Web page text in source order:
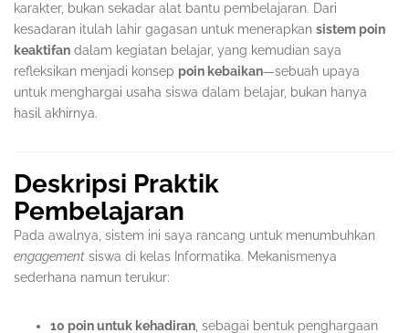
karakter, bukan sekadar alat bantu pembelajaran. Dari
kesadaran itulah lahir gagasan untuk menerapkan sistem poin
keaktifan dalam kegiatan belajar, yang kemudian saya
refleksikan menjadi konsep poin kebaikan—sebuah upaya
untuk menghargai usaha siswa dalam belajar, bukan hanya
hasil akhirnya.
Deskripsi Praktik
Pembelajaran
Pada awalnya, sistem ini saya rancang untuk menumbuhkan
engagement siswa di kelas Informatika. Mekanismenya
sederhana namun terukur:
10 poin untuk kehadiran, sebagai bentuk penghargaan